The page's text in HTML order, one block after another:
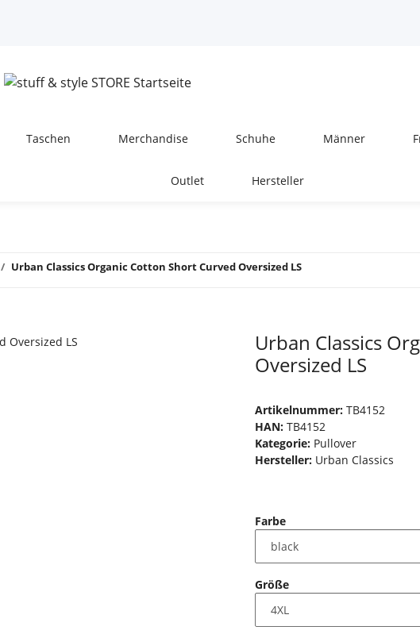
Taschen Merchandise Schuhe Männer
Outlet Hersteller
Urban Classics Organic Cotton Short Curved Oversized LS
Urban Classics
Oversized LS
Artikelnummer: TB4152
HAN: TB4152
Kategorie: Pullover
Hersteller: Urban Classics
Farbe
Größe